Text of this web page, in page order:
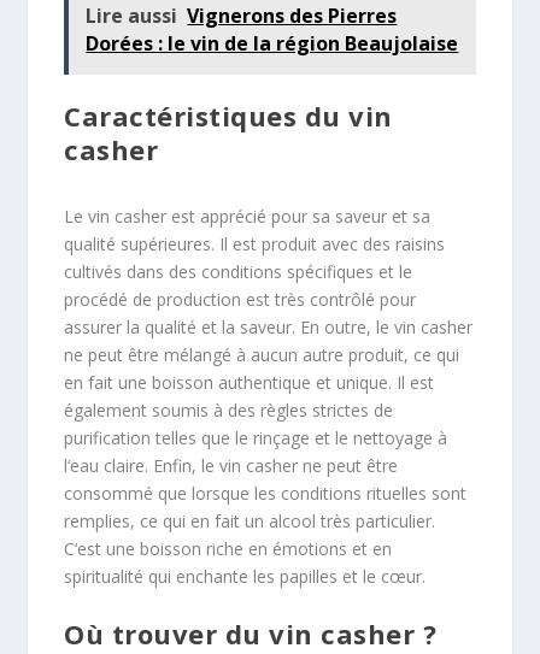
Lire aussi Vignerons des Pierres
Dorées : le vin de la région Beaujolaise
Caractéristiques du vin
casher
Le vin casher est apprécié pour sa saveur et sa
qualité supérieures. Il est produit avec des raisins
cultivés dans des conditions spécifiques et le
procédé de production est très contrôlé pour
assurer la qualité et la saveur. En outre, le vin casher
ne peut être mélangé à aucun autre produit, ce qui
en fait une boisson authentique et unique. Il est
également soumis à des règles strictes de
purification telles que le rinçage et le nettoyage à
l‘eau claire. Enfin, le vin casher ne peut être
consommé que lorsque les conditions rituelles sont
remplies, ce qui en fait un alcool très particulier.
C‘est une boisson riche en émotions et en
spiritualité qui enchante les papilles et le cœur.
Où trouver du vin casher ?